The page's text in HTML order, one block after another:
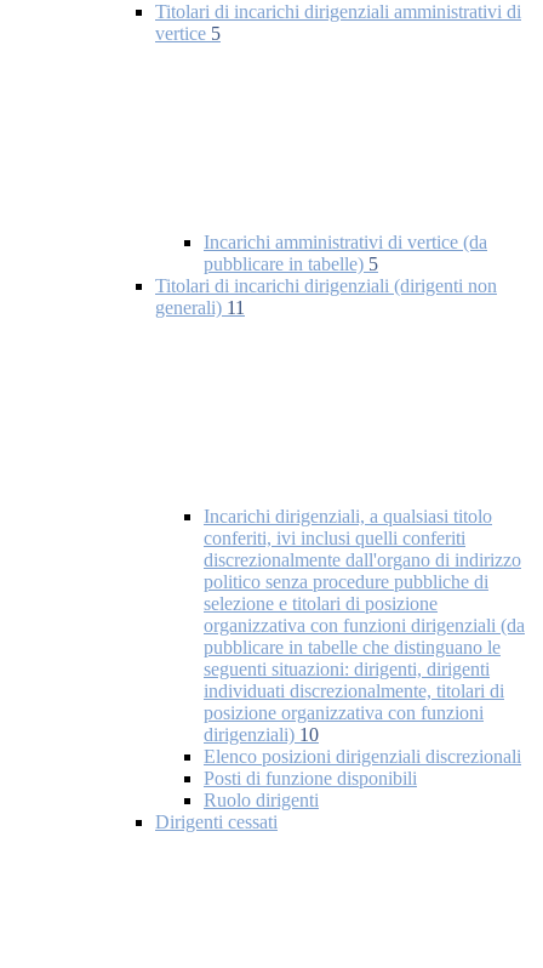
Titolari di incarichi dirigenziali amministrativi di
vertice 5
Incarichi amministrativi di vertice (da
pubblicare in tabelle) 5
Titolari di incarichi dirigenziali (dirigenti non
generali) 11
Incarichi dirigenziali, a qualsiasi titolo
conferiti, ivi inclusi quelli conferiti
discrezionalmente dall'organo di indirizzo
politico senza procedure pubbliche di
selezione e titolari di posizione
organizzativa con funzioni dirigenziali (da
pubblicare in tabelle che distinguano le
seguenti situazioni: dirigenti, dirigenti
individuati discrezionalmente, titolari di
posizione organizzativa con funzioni
dirigenziali) 10
Elenco posizioni dirigenziali discrezionali
Posti di funzione disponibili
Ruolo dirigenti
Dirigenti cessati